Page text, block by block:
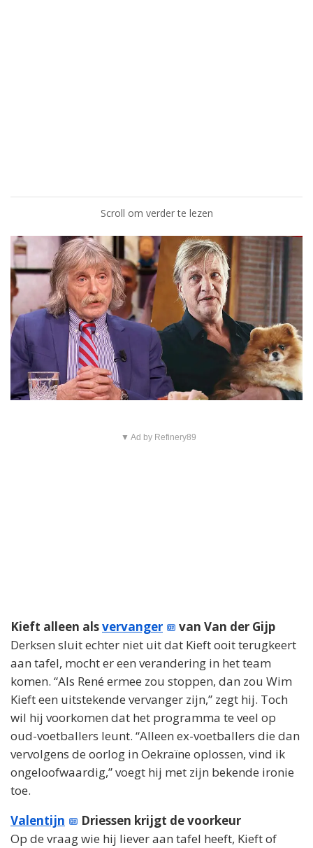
Scroll om verder te lezen
▼ Ad by Refinery89
Kieft alleen alsvervanger
van Van der Gijp
Derksen sluit echter niet uit dat Kieft ooit terugkeert
aan tafel, mocht er een verandering in het team
komen. “Als René ermee zou stoppen, dan zou Wim
Kieft een uitstekende vervanger zijn,” zegt hij. Toch
wil hij voorkomen dat het programma te veel op
oud-voetballers leunt. “Alleen ex-voetballers die dan
vervolgens de oorlog in Oekraïne oplossen, vind ik
ongeloofwaardig,” voegt hij met zijn bekende ironie
toe.
Valentijn
Driessen krijgt de voorkeur
Op de vraag wie hij liever aan tafel heeft, Kieft of